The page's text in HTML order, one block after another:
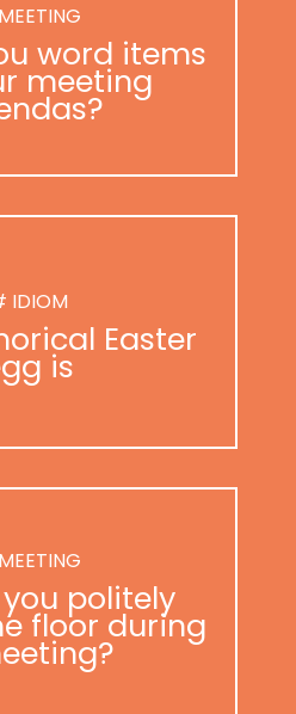
word items
meeting
IDIOM
Easter
is
politely
floor during